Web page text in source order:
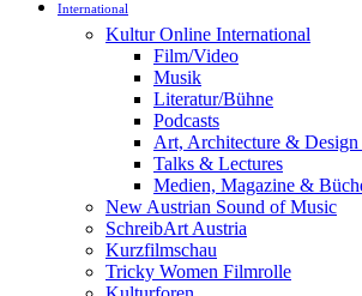
International
Kultur Online International
Film/Video
Musik
Literatur/Bühne
Podcasts
Art, Architecture &
Talks & Lectures
Medien, Magazine &
New Austrian Sound of Music
SchreibArt Austria
Kurzfilmschau
Tricky Women Filmrolle